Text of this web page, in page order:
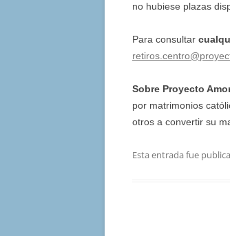
no hubiese plazas
Para consultar
Sobre Proyecto
por matrimonios
otros a convertir su
Esta entrada fue